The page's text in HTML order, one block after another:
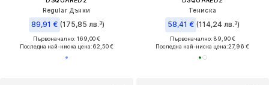
Regular Дънки
89,91 € (175,85 лв.³)
Първоначално: 169,00 €
Последна най-ниска цена:62,50 €
Тениска
58,41 € (114,24 лв.³)
Първоначално: 89,90 €
Последна най-ниска цена:27,96 €